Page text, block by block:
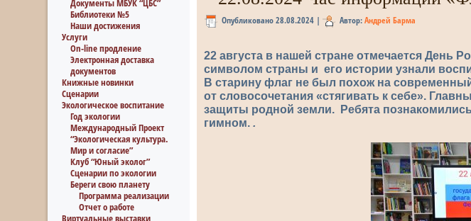
Документы МБУК “ЦБС”
Библиотеки №5
Наши достижения
Услуги
On-line продление
Электронная доставка
документов
Книжные новинки
Сценарии
Экологическое воспитание
Год экологии
Международный Проект
“Экологическая культура.
Мир и согласие”
Клуб “Юный эколог”
Сценарии по экологии
Береги свою планету
Программа реализации
Отчет о работе
Виртуальные выставки
Опубликовано28.08.2024 | Автор:Андрей Барма
22 августа в нашей стране отмечается День
символом страны и его истории узнали
В старину флаг не был похож на
от словосочетания «стягивать к себе».
защиты родной земли. Ребята
гимном..